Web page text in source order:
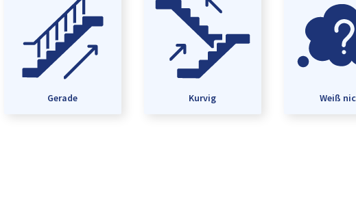
Gerade Kurvig Weiß